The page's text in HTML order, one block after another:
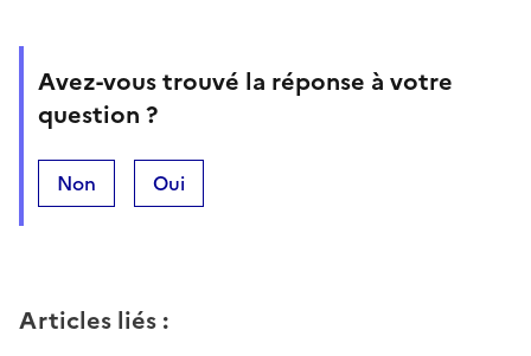
Avez-vous trouvé la réponse à votre
question ?
Non Oui
Articles liés :